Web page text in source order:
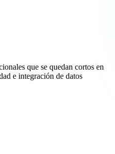
que se quedan cortos en
e integración de datos